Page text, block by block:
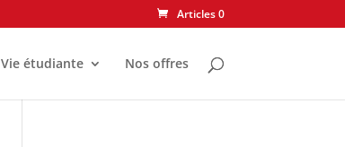
Articles 0
Vie étudiante Nos offres